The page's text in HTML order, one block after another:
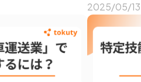
2025/05/13